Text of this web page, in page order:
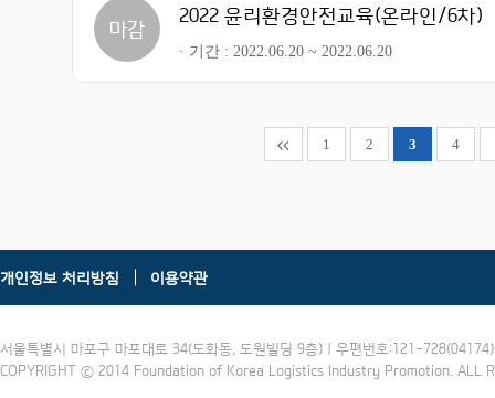
마감 2022 윤리환경안전교육(온라인/6차)
기간 2022.06.20 ~ 2022.06.20
1 2 3 4
개인정보 처리방침 이용약관
서울특별시 마포구 마포대로 34(도화동, 도원빌딩 9층) | 우편번호:121-
COPYRIGHT ⓒ 2014 Foundation of Korea Logistics Industry Promotion. ALL